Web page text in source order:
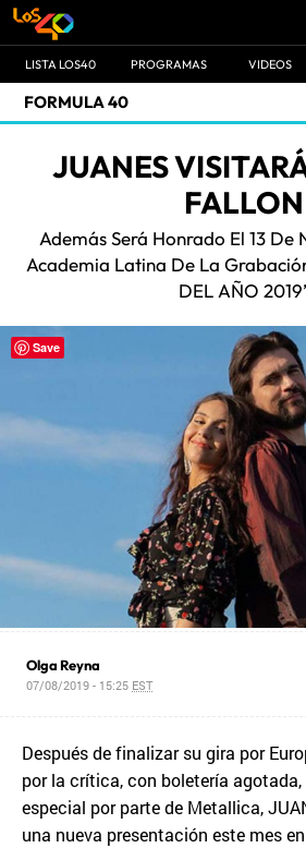
LISTA LOS40 PROGRAMAS VIDEOS
FORMULA 40
JUANES
FALLON
Además Será Honrado El 13 De
Academia Latina De La
DEL AÑO
Olga Reyna
07/08/2019 - 15:25 EST
Después de finalizar su gira por
por la crítica, con boletería
especial por parte de Metallica,
una nueva presentación este mes en
Save